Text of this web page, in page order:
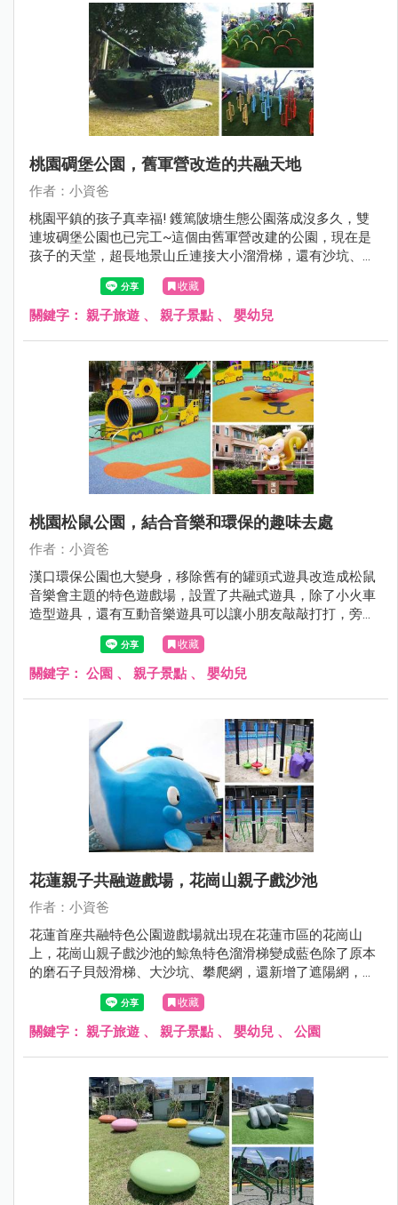
桃園碉堡公園，舊軍營改造的共融天地
作者：小資爸
桃園平鎮的孩子真幸福! 鑊篤陂塘生態公園落成沒多久，雙
連坡碉堡公園也已完工~這個由舊軍營改建的公園，現在是
孩子的天堂，超長地景山丘連接大小溜滑梯，還有沙坑、旋
轉椅、鞦韆跟沙坑等好玩的設施，現在就來看看雙連坡碉堡
公園有哪邊不一樣！
收藏
關鍵字： 親子旅遊 、 親子景點 、 嬰幼兒
桃園松鼠公園，結合音樂和環保的趣味去處
作者：小資爸
漢口環保公園也大變身，移除舊有的罐頭式遊具改造成松鼠
音樂會主題的特色遊戲場，設置了共融式遊具，除了小火車
造型遊具，還有互動音樂遊具可以讓小朋友敲敲打打，旁邊
也有小朋友最喜歡的單人旋轉杯跟多人搖擺盤，地面也改成
可愛松鼠的圖案讓小小孩玩得更開心了呢！現在就跟著小資
爸一起來看看漢口環保公園改裝後有什麼不一樣的地方！
收藏
關鍵字： 公園 、 親子景點 、 嬰幼兒
花蓮親子共融遊戲場，花崗山親子戲沙池
作者：小資爸
花蓮首座共融特色公園遊戲場就出現在花蓮市區的花崗山
上，花崗山親子戲沙池的鯨魚特色溜滑梯變成藍色除了原本
的磨石子貝殼滑梯、大沙坑、攀爬網，還新增了遮陽網，這
樣就不用擔心太陽曬了~蘇花改通了以後，車程縮短來花蓮
就快很多了喔！
收藏
關鍵字： 親子旅遊 、 親子景點 、 嬰幼兒 、 公園